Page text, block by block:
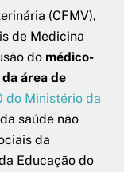
(CFMV),
de Medicina
do médico-
área de
Ministério da
saúde não
da
Educação do